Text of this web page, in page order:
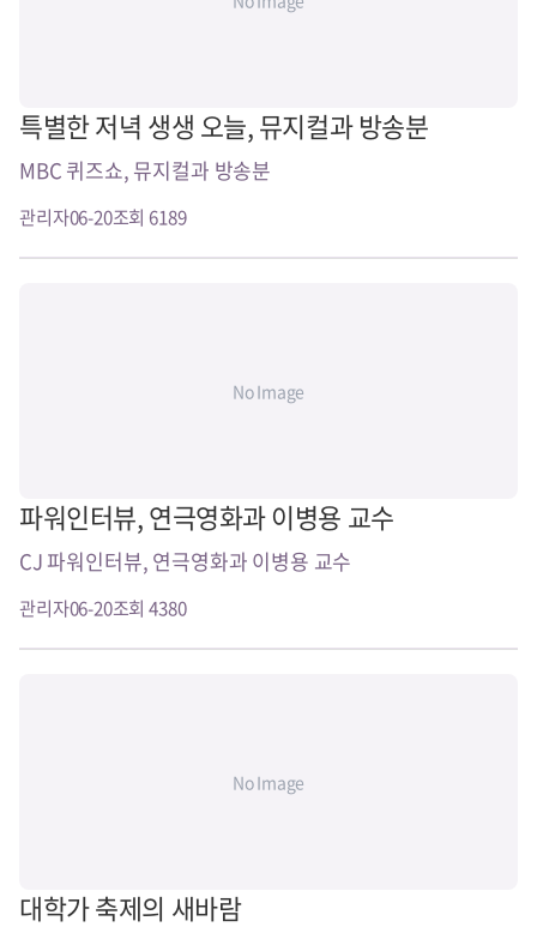
특별한 저녁 생생 오늘, 뮤지컬과 방송분
MBC 퀴즈쇼, 뮤지컬과 방송분
관리자06-20조회 6189
No Image
파워인터뷰, 연극영화과 이병용 교수
CJ 파워인터뷰, 연극영화과 이병용 교수
관리자06-20조회 4380
No Image
대학가 축제의 새바람